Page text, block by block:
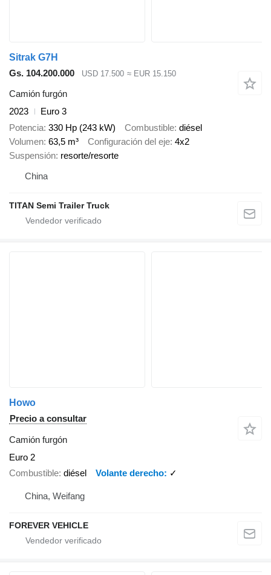
Sitrak G7H
Gs. 104.200.000
USD 17.500 ≈ EUR 15.150
Camión furgón
2023
Euro 3
Potencia 330 Hp (243 kW) Combustible diésel
Volumen 63,5 m³ Configuración del eje 4x2
Suspensión resorte/resorte
China
TITAN Semi Trailer Truck
Howo
Precio a consultar
Camión furgón
Euro 2
Combustible diésel Volante derecho ✓
China, Weifang
FOREVER VEHICLE